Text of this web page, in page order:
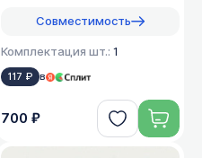
Совместимость
Комплектация шт.: 1
117 ₽ в
700 ₽